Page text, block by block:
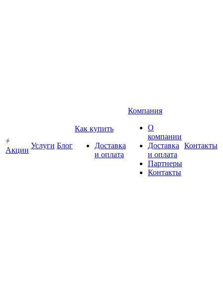
Акции
Услуги Блог
Как купить
Доставка
и оплата
Компания
О
компании
Доставка
и оплата
Партнеры
Контакты
Контакты